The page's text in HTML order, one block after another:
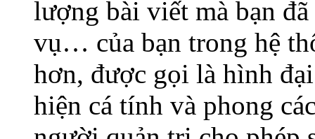
lượng bài viết mà bạn
vụ… của bạn trong hệ
hơn, được gọi là hình
hiện cá tính và phong